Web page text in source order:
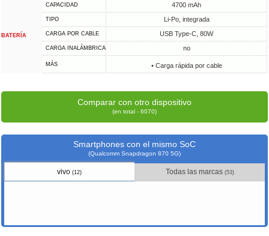
BATERÍA
CAPACIDAD 4700 mAh
TIPO Li-Po, integrada
CARGA POR CABLE USB Type-C, 80W
CARGA INALÁMBRICA no
MÁS • Carga rápida por cable
Comparar con otro dispositivo
(en total - 6070)
Smartphones con el mismo SoC
(Qualcomm Snapdragon 870 5G)
vivo(12) Todas las marcas (53)